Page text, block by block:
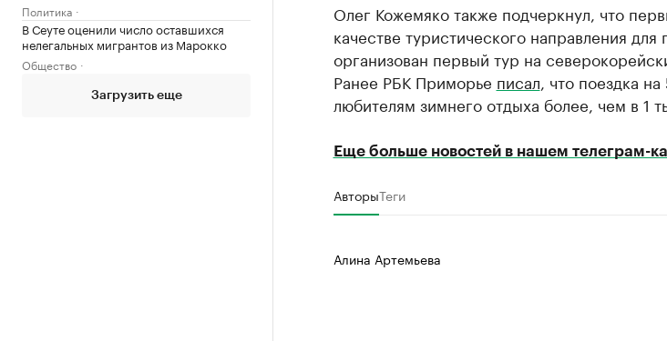
Политика
В Сеуте оценили число оставшихся
нелегальных мигрантов из Марокко
Общество
Загрузить еще
Олег Кожемяко также подчеркнул, что
качестве туристического направления
организован первый тур на
Ранее РБК Приморье писал , что поездка
любителям зимнего отдыха более, чем в 1
Еще больше новостей в нашем телеграм-
АвторыТеги
Алина Артемьева